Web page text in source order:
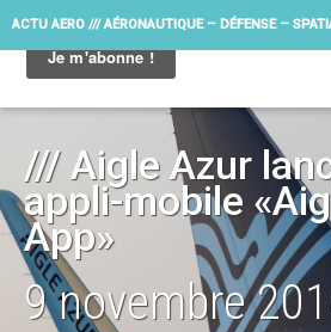
ACTU AERO /// AÉRONAUTIQUE – DÉFENSE –
/// Aigle Azur
appli-mobile
App»
9 novembre